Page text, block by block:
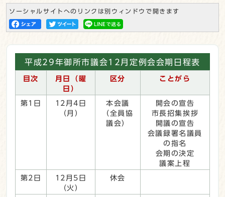
ソーシャルサイトへのリンクは別ウィンドウで開きます
平成29年御所市議会12月定例会会期日程表
目次
月日（曜
日）
区分 ことがら
第1日
12月4日
（月）
本会議
（全員協
議会）
開会の宣告
市長招集挨拶
開議の宣告
会議録署名議員
の指名
会期の決定
議案上程
第2日
12月5日
（火）
休会